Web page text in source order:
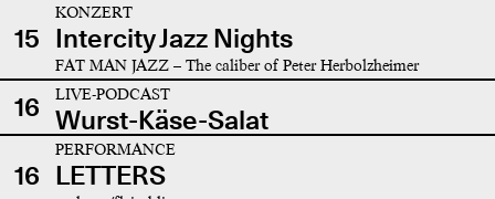
15
KONZERT
Intercity Jazz Nights
FAT MAN JAZZ – The caliber of Peter Herbolzheimer
16 LIVE-PODCAST
Wurst-Käse-Salat
16
PERFORMANCE
LETTERS